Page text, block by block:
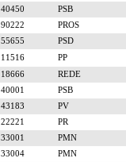
40450
PSB
90222
PROS
55655
PSD
11516
PP
18666
REDE
40001
PSB
43183
PV
22221
PR
33001
PMN
33004
PMN